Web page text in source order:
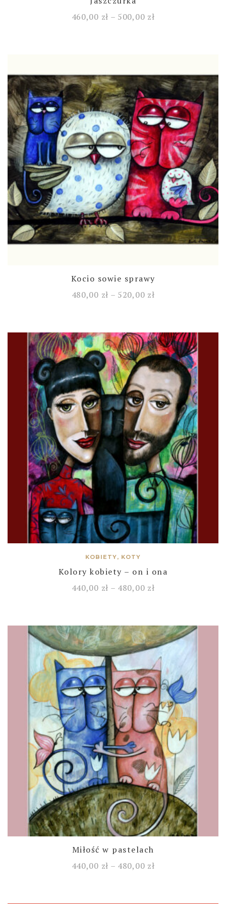
460,00 zł – 500,00 zł
Kocio sowie sprawy
480,00 zł – 520,00 zł
KOBIETY, KOTY
Kolory kobiety – on i ona
440,00 zł – 480,00 zł
Miłość w pastelach
440,00 zł – 480,00 zł